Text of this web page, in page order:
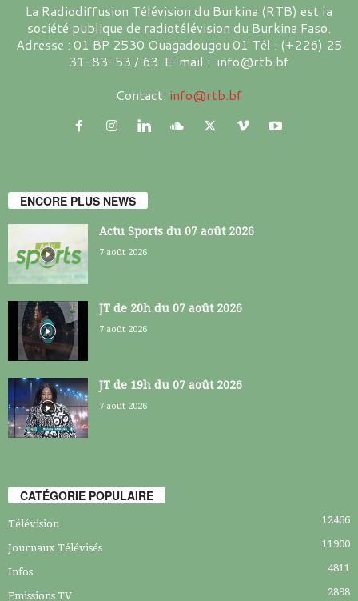
La Radiodiffusion Télévision du Burkina (RTB) est la
société publique de radiotélévision du Burkina Faso.
Adresse : 01 BP 2530 Ouagadougou 01 Tél : (+226) 25
31-83-53 / 63 E-mail : info@rtb.bf
Contact: info@rtb.bf
ENCORE PLUS NEWS
Actu Sports du 07 août 2026
7 août 2026
JT de 20h du 07 août 2026
7 août 2026
JT de 19h du 07 août 2026
7 août 2026
CATÉGORIE POPULAIRE
Télévision 12466
Journaux Télévisés 11900
Infos 4811
Emissions TV 2898